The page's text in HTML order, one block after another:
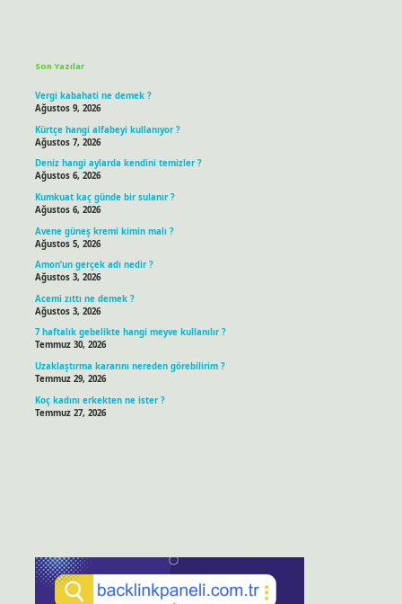
Son Yazılar
Vergi kabahati ne demek ?
Ağustos 9, 2026
Kürtçe hangi alfabeyi kullanıyor ?
Ağustos 7, 2026
Deniz hangi aylarda kendini temizler ?
Ağustos 6, 2026
Kumkuat kaç günde bir sulanır ?
Ağustos 6, 2026
Avene güneş kremi kimin malı ?
Ağustos 5, 2026
Amon’un gerçek adı nedir ?
Ağustos 3, 2026
Acemi zıttı ne demek ?
Ağustos 3, 2026
7 haftalık gebelikte hangi meyve kullanılır ?
Temmuz 30, 2026
Uzaklaştırma kararını nereden görebilirim ?
Temmuz 29, 2026
Koç kadını erkekten ne ister ?
Temmuz 27, 2026